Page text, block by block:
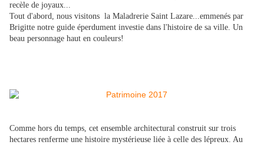
recèle de joyaux...
Tout d'abord, nous visitons la Maladrerie Saint Lazare...emmenés par
Brigitte notre guide éperdument investie dans l'histoire de sa ville. Un
beau personnage haut en couleurs!
Comme hors du temps, cet ensemble architectural construit sur trois
hectares renferme une histoire mystérieuse liée à celle des lépreux. Au